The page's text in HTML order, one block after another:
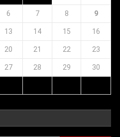
6 7 8 9
13 14 15 16
20 21 22 23
27 28 29 30